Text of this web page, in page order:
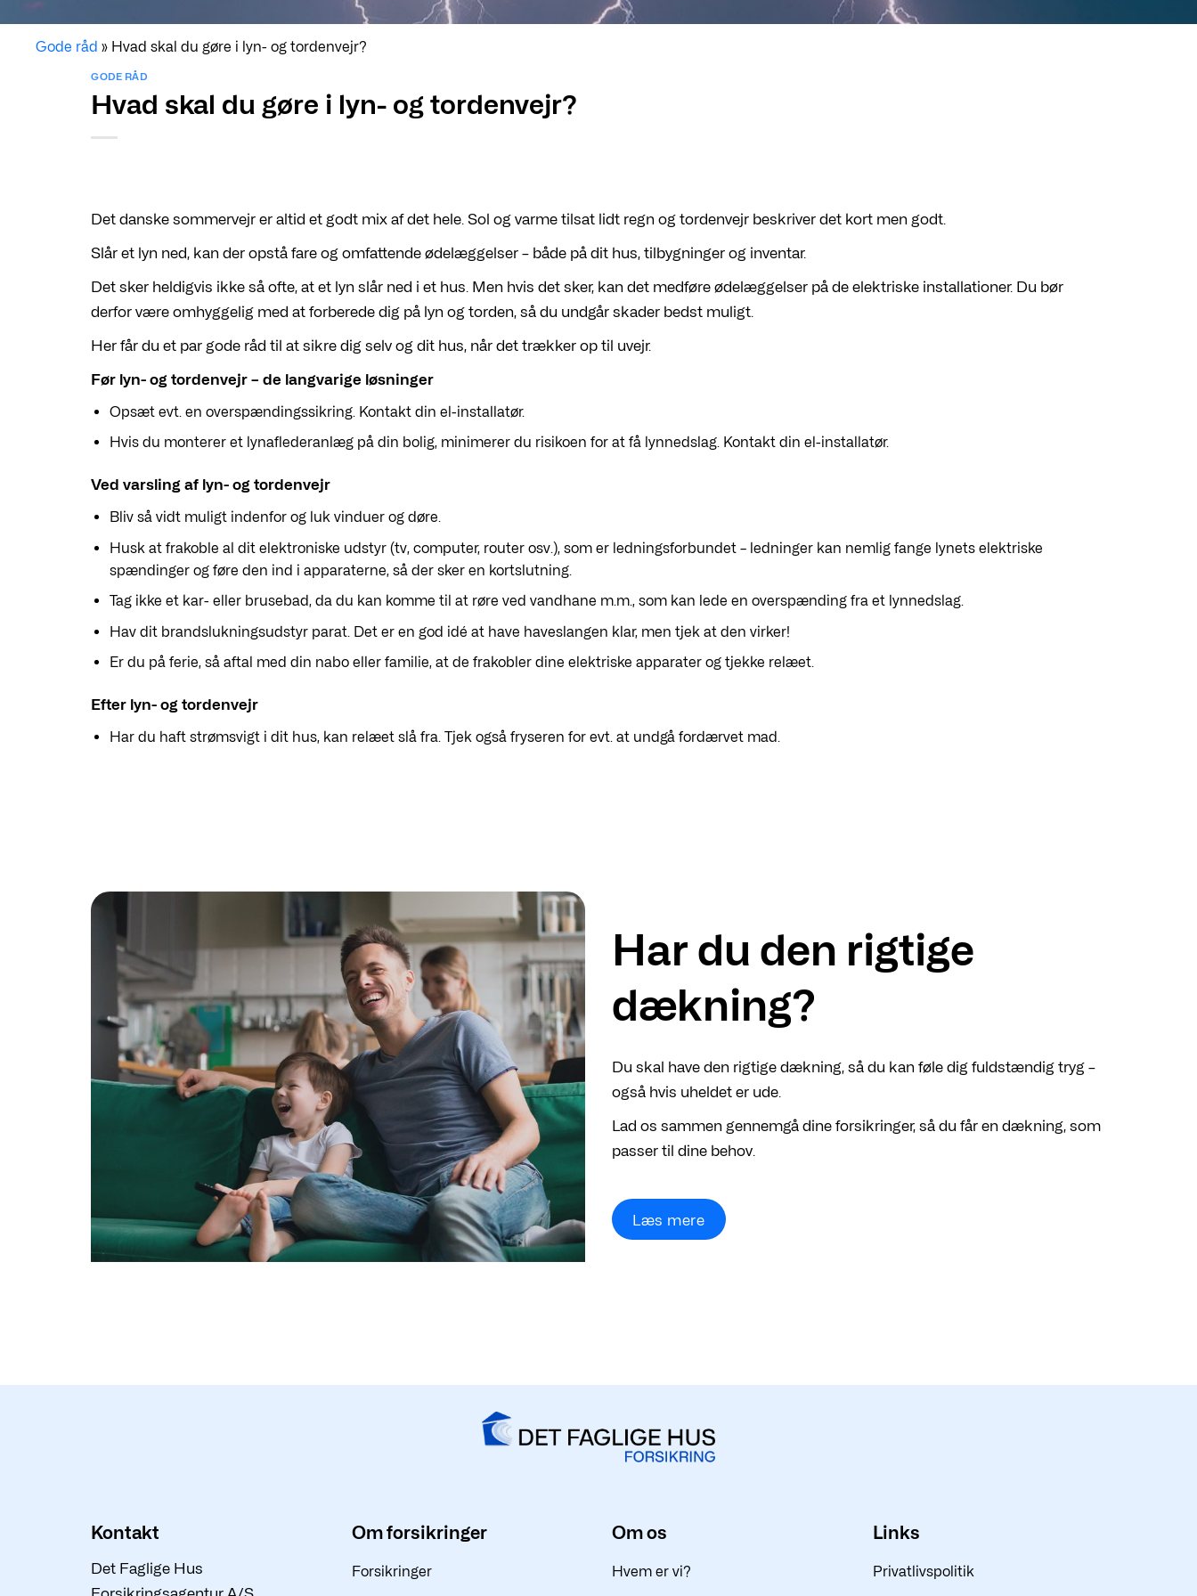
GODE RÅD
Hvad skal du gøre i lyn- og tordenvejr?
Gode råd » Hvad skal du gøre i lyn- og tordenvejr?
Det danske sommervejr er altid et godt mix af det hele. Sol og varme tilsat lidt regn og tordenvejr beskriver det kort men godt.
Slår et lyn ned, kan der opstå fare og omfattende ødelæggelser – både på dit hus, tilbygninger og inventar.
Det sker heldigvis ikke så ofte, at et lyn slår ned i et hus. Men hvis det sker, kan det medføre ødelæggelser på de elektriske installationer. Du bør
derfor være omhyggelig med at forberede dig på lyn og torden, så du undgår skader bedst muligt.
Her får du et par gode råd til at sikre dig selv og dit hus, når det trækker op til uvejr.
Før lyn- og tordenvejr – de langvarige løsninger
Opsæt evt. en overspændingssikring. Kontakt din el-installatør.
Hvis du monterer et lynaflederanlæg på din bolig, minimerer du risikoen for at få lynnedslag. Kontakt din el-installatør.
Ved varsling af lyn- og tordenvejr
Bliv så vidt muligt indenfor og luk vinduer og døre.
Husk at frakoble al dit elektroniske udstyr (tv, computer, router osv.), som er ledningsforbundet – ledninger kan nemlig fange lynets elektriske
spændinger og føre den ind i apparaterne, så der sker en kortslutning.
Tag ikke et kar- eller brusebad, da du kan komme til at røre ved vandhane m.m., som kan lede en overspænding fra et lynnedslag.
Hav dit brandslukningsudstyr parat. Det er en god idé at have haveslangen klar, men tjek at den virker!
Er du på ferie, så aftal med din nabo eller familie, at de frakobler dine elektriske apparater og tjekke relæet.
Efter lyn- og tordenvejr
Har du haft strømsvigt i dit hus, kan relæet slå fra. Tjek også fryseren for evt. at undgå fordærvet mad.
Har du den rigtige
dækning?
Du skal have den rigtige dækning, så du kan føle dig fuldstændig tryg –
også hvis uheldet er ude.
Lad os sammen gennemgå dine forsikringer, så du får en dækning, som
passer til dine behov.
Læs mere
Kontakt
Det Faglige Hus
Om forsikringer
Forsikringer
Om os
Hvem er vi?
Links
Privatlivspolitik